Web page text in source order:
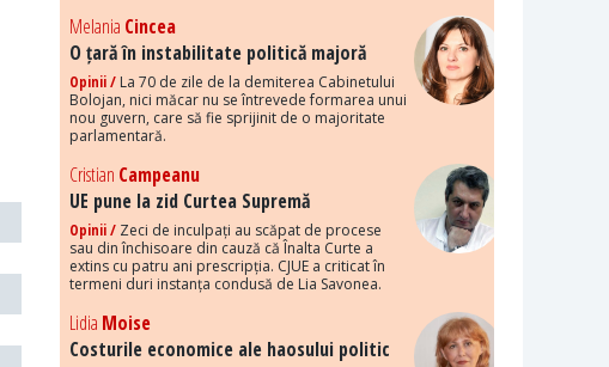
Melania Cincea
O țară în instabilitate politică majoră
Opinii / La 70 de zile de la demiterea Cabinetului
Bolojan, nici măcar nu se întrevede formarea unui
nou guvern, care să fie sprijinit de o majoritate
parlamentară.
Cristian Campeanu
UE pune la zid Curtea Supremă
Opinii / Zeci de inculpați au scăpat de procese
sau din închisoare din cauză că Înalta Curte a
extins cu patru ani prescripția. CJUE a criticat în
termeni duri instanța condusă de Lia Savonea.
Lidia Moise
Costurile economice ale haosului politic